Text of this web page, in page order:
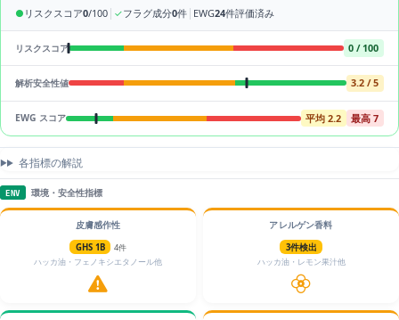
● リスクスコア0/100 | ✓フラグ成分0件 | EWG24件評価済み
リスクスコア 0 / 100
解析安全性値 3.2 / 5
EWG スコア 平均 2.2 最高 7
各指標の解説
ENV 環境・安全性指標
皮膚感作性
GHS 1B
4件
ハッカ油・フェノキシエタノール他
アレルゲン香料
3件検出
ハッカ油・レモン果汁他